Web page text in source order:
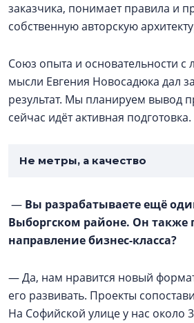
заказчика, понимает правила и
собственную авторскую
Союз опыта и основательности с
мысли Евгения Новосадюка дал
результат. Мы планируем вывод
сейчас идёт активная подготовка.
Не метры, а качество
— Вы разрабатываете ещё
Выборгском районе. Он также
направление бизнес-класса?
— Да, нам нравится новый
его развивать. Проекты
На Софийской улице у нас около